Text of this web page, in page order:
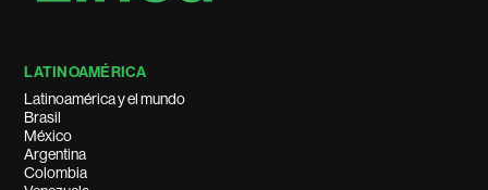
LATINOAMÉRICA
Latinoamérica y el mundo
Brasil
México
Argentina
Colombia